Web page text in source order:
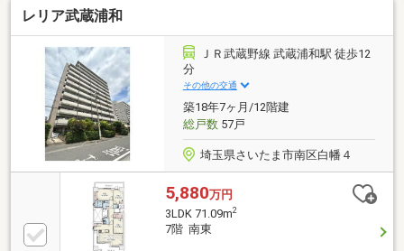
レリア武蔵浦和
ＪＲ武蔵野線 武蔵浦和駅 徒歩12
分
その他の交通
築18年7ヶ月/12階建
総戸数57戸
埼玉県さいたま市南区白幡４
5,880万円
3LDK 71.09m2
7階 南東